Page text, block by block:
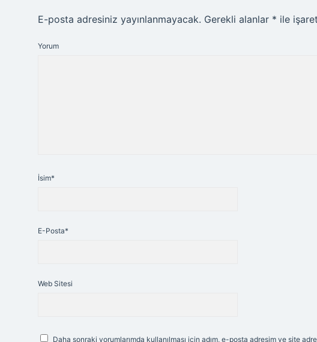
E-posta adresiniz yayınlanmayacak. Gerekli alanlar * ile
Yorum
İsim*
E-Posta*
Web Sitesi
Daha sonraki yorumlarımda kullanılması için adım, e-posta adresim ve site